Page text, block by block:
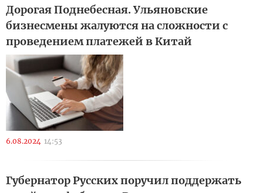
Дорогая Поднебесная. Ульяновские
бизнесмены жалуются на сложности с
проведением платежей в Китай
6.08.2024 14:53
Губернатор Русских поручил поддержать